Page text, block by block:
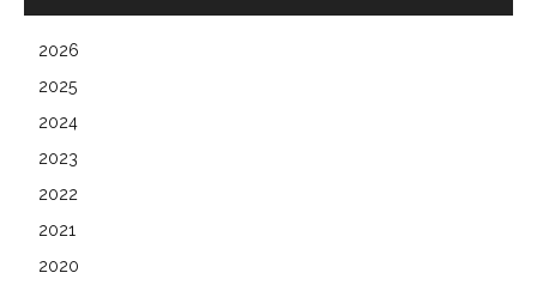
2026
2025
2024
2023
2022
2021
2020